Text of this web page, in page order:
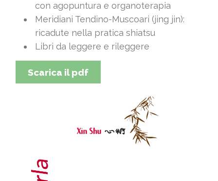
con agopuntura e organoterapia
Meridiani Tendino-Muscoari (jing jin):
ricadute nella pratica shiatsu
Libri da leggere e rileggere
Scarica il pdf